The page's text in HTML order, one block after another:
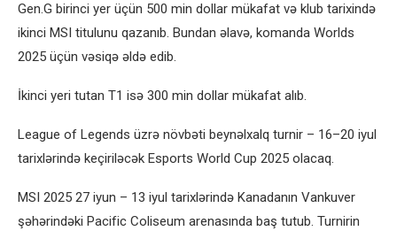
Gen.G birinci yer üçün 500 min dollar mükafat və klub tarixində
ikinci MSI titulunu qazanıb. Bundan əlavə, komanda Worlds
2025 üçün vəsiqə əldə edib.
İkinci yeri tutan T1 isə 300 min dollar mükafat alıb.
League of Legends üzrə növbəti beynəlxalq turnir – 16–20 iyul
tarixlərində keçiriləcək Esports World Cup 2025 olacaq.
MSI 2025 27 iyun – 13 iyul tarixlərində Kanadanın Vankuver
şəhərindəki Pacific Coliseum arenasında baş tutub. Turnirin